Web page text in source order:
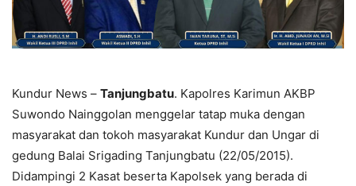
Kundur News – Tanjungbatu. Kapolres Karimun AKBP
Suwondo Nainggolan menggelar tatap muka dengan
masyarakat dan tokoh masyarakat Kundur dan Ungar di
gedung Balai Srigading Tanjungbatu (22/05/2015).
Didampingi 2 Kasat beserta Kapolsek yang berada di